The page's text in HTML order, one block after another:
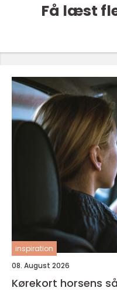
Få læst
inspiration
08. August 2026
Kørekort horsens sådan finder du den rette